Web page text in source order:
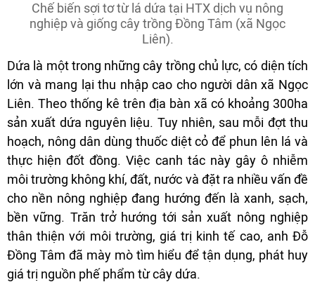
Chế biến sợi tơ từ lá dứa tại HTX dịch vụ nông
nghiệp và giống cây trồng Đồng Tâm (xã Ngọc
Liên).
Dứa là một trong những cây trồng chủ lực, có diện tích
lớn và mang lại thu nhập cao cho người dân xã Ngọc
Liên. Theo thống kê trên địa bàn xã có khoảng 300ha
sản xuất dứa nguyên liệu. Tuy nhiên, sau mỗi đợt thu
hoạch, nông dân dùng thuốc diệt cỏ để phun lên lá và
thực hiện đốt đồng. Việc canh tác này gây ô nhiễm
môi trường không khí, đất, nước và đặt ra nhiều vấn đề
cho nền nông nghiệp đang hướng đến là xanh, sạch,
bền vững. Trăn trở hướng tới sản xuất nông nghiệp
thân thiện với môi trường, giá trị kinh tế cao, anh Đỗ
Đồng Tâm đã mày mò tìm hiểu để tận dụng, phát huy
giá trị nguồn phế phẩm từ cây dứa.